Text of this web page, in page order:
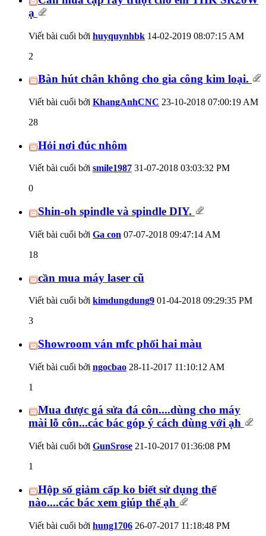
ạ
Viết bài cuối bởi huyquynhbk 14-02-2019 08:07:15 AM
2
Bàn hút chân không cho gia công kim loại.
Viết bài cuối bởi KhangAnhCNC 23-10-2018 07:00:19 AM
28
Hỏi nơi đúc nhôm
Viết bài cuối bởi smile1987 31-07-2018 03:03:32 PM
0
Shin-oh spindle và spindle DIY.
Viết bài cuối bởi Ga con 07-07-2018 09:47:14 AM
18
cần mua máy laser cũ
Viết bài cuối bởi kimdungdung9 01-04-2018 09:29:35 PM
3
Showroom ván mfc phối hai màu
Viết bài cuối bởi ngocbao 28-11-2017 11:10:12 AM
1
Mua được gá sửa đá côn....dùng cho máy
mài lỗ côn...các bác góp ý cách dùng với ạh
Viết bài cuối bởi GunSrose 21-10-2017 01:36:08 PM
1
Hộp số giảm cấp ko biết sử dụng thế
nào....các bác xem giúp thế ạh
Viết bài cuối bởi hung1706 26-07-2017 11:18:48 PM